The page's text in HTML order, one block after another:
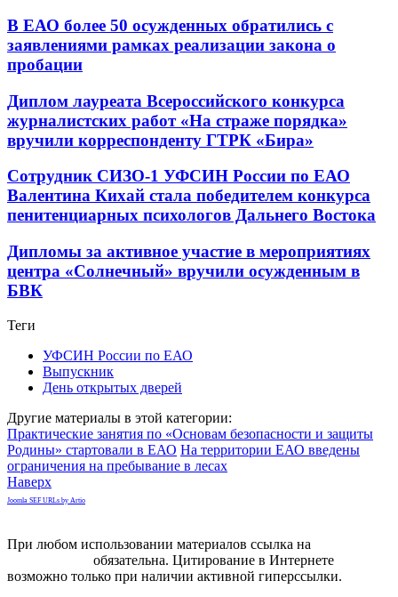
В ЕАО более 50 осужденных обратились с
заявлениями рамках реализации закона о
пробации
Диплом лауреата Всероссийского конкурса
журналистских работ «На страже порядка»
вручили корреспонденту ГТРК «Бира»
Сотрудник СИЗО-1 УФСИН России по ЕАО
Валентина Кихай стала победителем конкурса
пенитенциарных психологов Дальнего Востока
Дипломы за активное участие в мероприятиях
центра «Солнечный» вручили осужденным в
БВК
Теги
УФСИН России по ЕАО
Выпускник
День открытых дверей
Другие материалы в этой категории:
Практические занятия по «Основам безопасности и защиты
Родины» стартовали в ЕАО На территории ЕАО введены
ограничения на пребывание в лесах
Наверх
Joomla SEF URLs by Artio
При любом использовании материалов ссылка на
обязательна. Цитирование в Интернете
возможно только при наличии активной гиперссылки.